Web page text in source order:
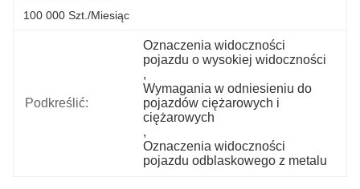
100 000 Szt./miesiąc
Podkreślić:
Oznaczenia widoczności
pojazdu o wysokiej widoczności
,
Wymagania w odniesieniu do
pojazdów ciężarowych i
ciężarowych
,
Oznaczenia widoczności
pojazdu odblaskowego z metalu